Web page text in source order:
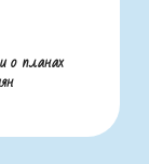
о планах